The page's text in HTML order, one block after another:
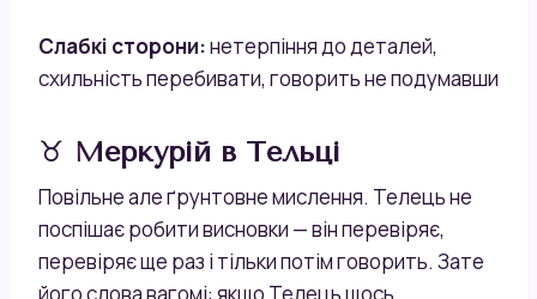
Слабкі сторони:нетерпіння до деталей,
схильність перебивати, говорить не подумавши
♉ Меркурій в Тельці
Повільне але ґрунтовне мислення. Телець не
поспішає робити висновки — він перевіряє,
перевіряє ще раз і тільки потім говорить. Зате